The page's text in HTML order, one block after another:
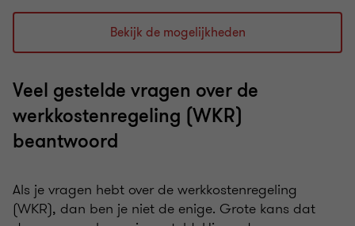
Bekijk de mogelijkheden
Veel gestelde vragen over de
werkkostenregeling (WKR)
beantwoord
Als je vragen hebt over de werkkostenregeling
(WKR), dan ben je niet de enige. Grote kans dat